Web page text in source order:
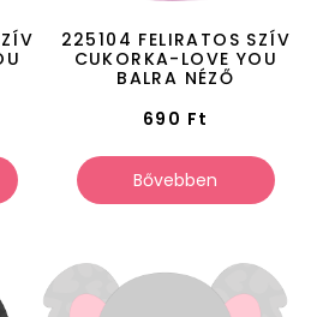
225104 FELIRATOS SZÍV
CUKORKA-LOVE YOU
BALRA NÉZŐ
690 Ft
Bővebben